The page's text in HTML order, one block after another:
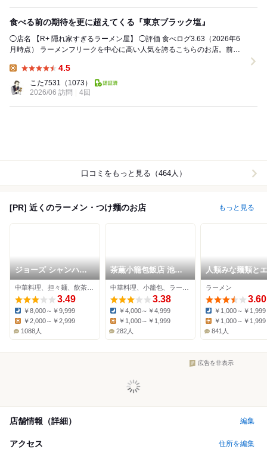
食べる前の期待を更に超えてくる『東京ブラック塩』
◯店名 【R+ 隠れ家すぎるラーメン屋】 ◯評価 食べログ3.63（2026年6
月時点） ラーメンフリークを中心に高い人気を誇るこちらのお店。前日
4.5
こた7531 （1073）
2026/06 訪問
4回
口コミをもっと見る（464人）
[PR] 近くのラーメン・つけ麺のお店 もっと見る
ジョーズ シャンハイ
ニューヨーク 池袋店
3.49
Dinner:
￥8,000～￥9,999
￥2,000～￥2,999
1088人
茶薫小籠包飯店 池袋
パルコ店
3.38
Dinner:
￥4,000～￥4,999
￥1,000～￥1,999
282人
人類みな麺類と
ワダ
ラーメン
3.60
Dinner:
￥1,000～￥1,999
￥1,000～￥1,999
841人
広告を非表示
店舗情報（詳細） 編集
アクセス 住所を編集